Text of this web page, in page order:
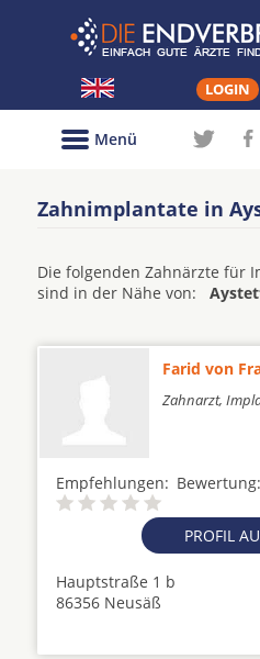
LOGIN
Menü
Zahnimplantate in
Die folgenden Zahnärzte für
sind in der Nähe von:
Farid von
Zahnarzt,
Empfehlungen: Bewertung:
PROFIL
Hauptstraße 1 b
86356 Neusäß